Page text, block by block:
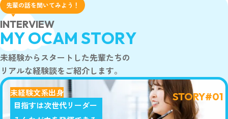
先輩の話を聞いてみよう！
INTERVIEW
MYOCAM STORY
未経験からスタートした先輩たちの
リアルな経験談をご紹介します。
STORY#01
未経験文系出身
目指すは次世代リーダー